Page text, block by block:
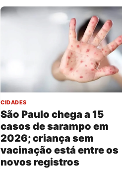
CIDADES
São Paulo chega a 15
casos de sarampo em
2026; criança sem
vacinação está entre os
novos registros